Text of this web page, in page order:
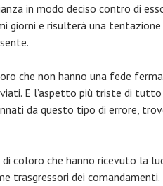
in modo deciso contro di
giorni e risulterà una
che non hanno una fede
E l’aspetto più triste di
da questo tipo di errore,
di coloro che hanno ricevuto la
trasgressori dei